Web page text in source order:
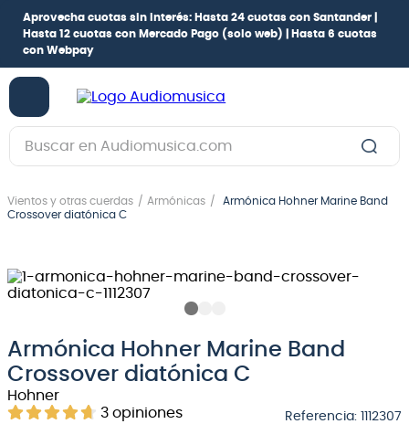
Aprovecha cuotas sin interés: Hasta 24 cuotas con Santander |
Hasta 12 cuotas con Mercado Pago (solo web) |
Hasta 6 cuotas
con Webpay
Buscar en Audiomusica.com
Vientos y otras cuerdas Armónicas
Armónica Hohner Marine Band
Crossover diatónica C
Armónica Hohner Marine Band
Crossover diatónica C
Hohner
3 opiniones Referencia: 1112307
1.
guitarra electrica
3.
guitarra electroacústica
5.
amplificador
6.
guitarra
7.
teclado